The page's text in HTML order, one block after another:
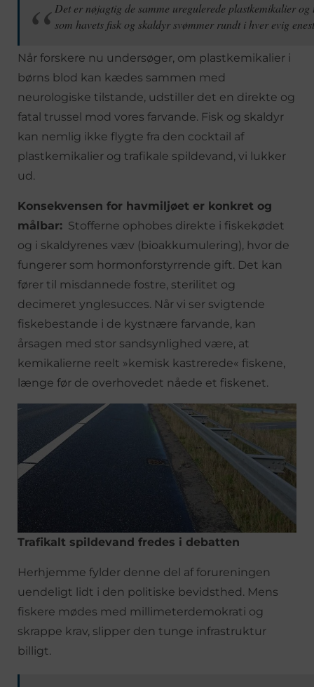
Det er nøjagtig de samme uregulerede plastkemikalier
som havets fisk og skaldyr svømmer rundt i hver evig
Når forskere nu undersøger, om plastkemikalier i
børns blod kan kædes sammen med
neurologiske tilstande, udstiller det en direkte og
fatal trussel mod vores farvande. Fisk og skaldyr
kan nemlig ikke flygte fra den cocktail af
plastkemikalier og trafikale spildevand, vi lukker
ud.
Konsekvensen for havmiljøet er konkret og
målbar: Stofferne ophobes direkte i fiskekødet
og i skaldyrenes væv (bioakkumulering), hvor de
fungerer som hormonforstyrrende gift. Det kan
fører til misdannede fostre, sterilitet og
decimeret ynglesucces. Når vi ser svigtende
fiskebestande i de kystnære farvande, kan
årsagen med stor sandsynlighed være, at
kemikalierne reelt »kemisk kastrerede« fiskene,
længe før de overhovedet nåede et fiskenet.
Trafikalt spildevand fredes i debatten
Herhjemme fylder denne del af forureningen
uendeligt lidt i den politiske bevidsthed. Mens
fiskere mødes med millimeterdemokrati og
skrappe krav, slipper den tunge infrastruktur
billigt.